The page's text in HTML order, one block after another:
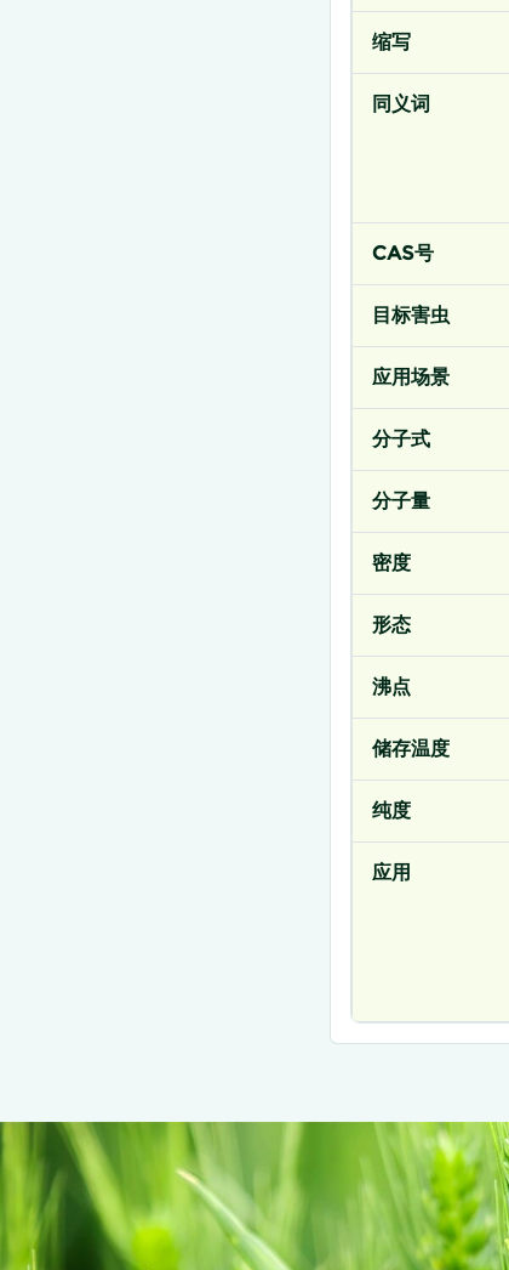
缩写
同义词
CAS号
目标害虫
应用场景
分子式
分子量
密度
形态
沸点
储存温度
纯度
应用